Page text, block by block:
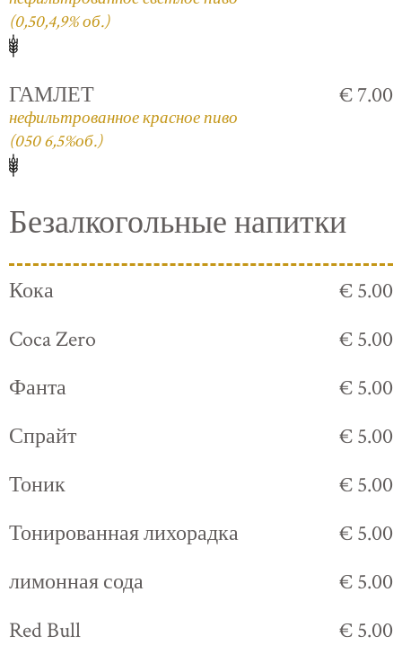
(0,50,4,9% об.)
ГАМЛЕТ
нефильтрованное красное пиво
(050 6,5%об.)
€ 7.00
Безалкогольные напитки
Кока
€ 5.00
Coca Zero
€ 5.00
Фанта
€ 5.00
Спрайт
€ 5.00
Тоник
€ 5.00
Тонированная лихорадка
€ 5.00
лимонная сода
€ 5.00
Red Bull
€ 5.00